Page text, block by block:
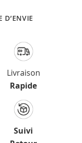
D’ENVIE
Livraison
Rapide
Suivi